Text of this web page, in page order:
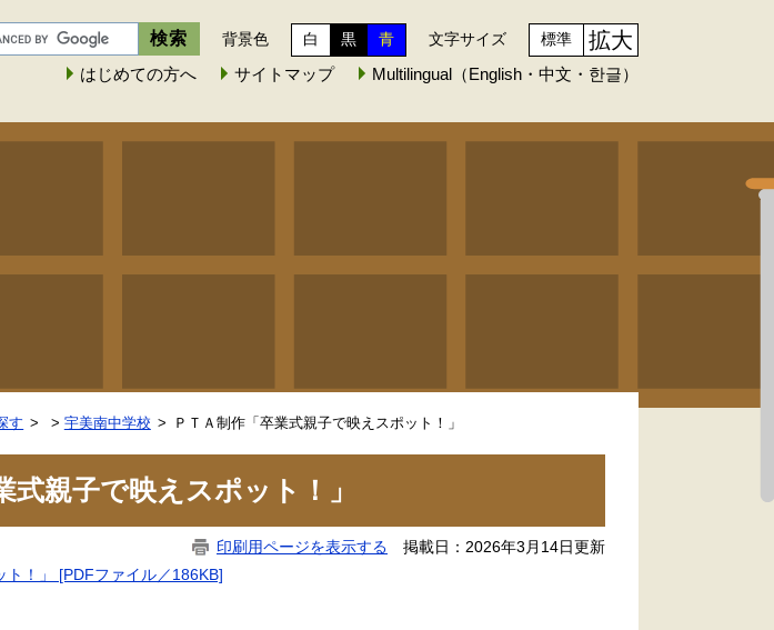
背景色 白 黒 青 文字サイズ 標準 拡大
はじめての方へ サイトマップ Multilingual（English・中文・한글）
す > 宇美南中学校 ＰＴＡ制作「卒業式親子で映えスポット！」
式親子で映えスポット！」
印刷用ページを表示する 掲載日：2026年3月14日更新
ト！」 [PDFファイル／186KB]